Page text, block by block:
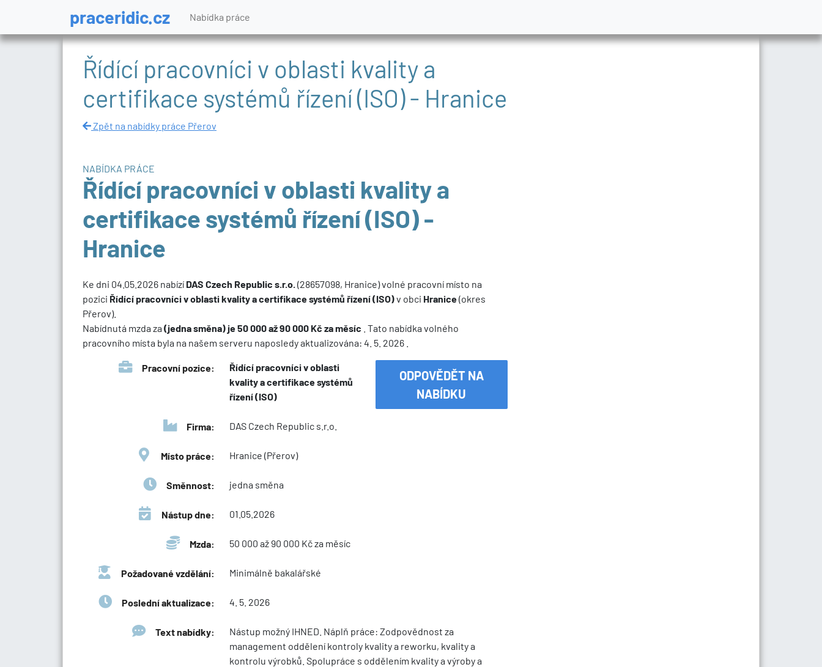
praceridic.cz Nabídka práce
Řídící pracovníci v oblasti kvality a
certifikace systémů řízení (ISO) - Hranice
Zpět na nabídky práce Přerov
NABÍDKA PRÁCE
Řídící pracovníci v oblasti kvality a
certifikace systémů řízení (ISO) -
Hranice
Ke dni 04.05.2026 nabízí DAS Czech Republic s.r.o. (28657098, Hranice) volné pracovní místo na
pozici Řídící pracovníci v oblasti kvality a certifikace systémů řízení (ISO)v obci Hranice(okres
Přerov).
Nabídnutá mzda za (jedna směna) je 50 000 až 90 000 Kč za měsíc . Tato nabídka volného
pracovního místa byla na našem serveru naposledy aktualizována: 4. 5. 2026 .
Pracovní pozice:
Řídící pracovníci v oblasti
kvality a certifikace systémů
řízení (ISO)
ODPOVĚDĚT NA
NABÍDKU
Firma: DAS Czech Republic s.r.o.
Místo práce: Hranice (Přerov)
Směnnost: jedna směna
Nástup dne: 01.05.2026
Mzda: 50 000 až 90 000 Kč za měsíc
Požadované vzdělání: Minimálně bakalářské
Poslední aktualizace: 4. 5. 2026
Text nabídky:
Nástup možný IHNED. Náplň práce: Zodpovědnost za
management oddělení kontroly kvality a reworku, kvality a
kontrolu výrobků. Spolupráce s oddělením kvality a výroby a